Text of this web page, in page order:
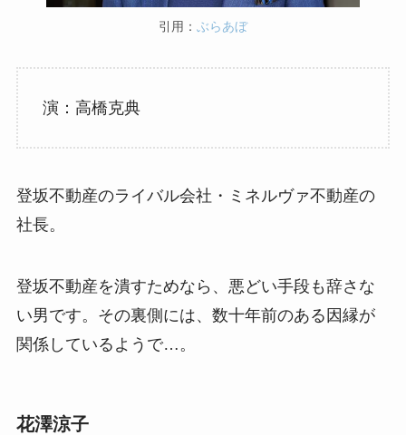
引用： ぶらあぼ
演：高橋克典
登坂不動産のライバル会社・ミネルヴァ不動産の
社長。
登坂不動産を潰すためなら、悪どい手段も辞さな
い男です。その裏側には、数十年前のある因縁が
関係しているようで…。
花澤涼子